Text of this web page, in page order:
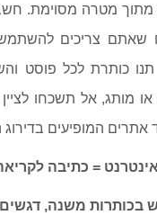
מטרה מסוימת.
צריכים להשתמש
תנו כותרת לכל
מותג, אל תשכחו
אתרים המופיעים
= כתיבה
משנה,